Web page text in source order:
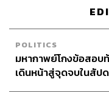
POLITICS
มหากาพย์โกงข้อสอบ
เดินหน้าสู่จุดจบในสัป